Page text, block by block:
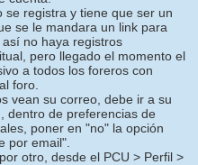
registra y tiene que ser un
se le mandara un link para
no haya registros
pero llegado el momento el
a todos los foreros con
foro.
vean su correo, debe ir a su
dentro de preferencias de
poner en "no" la opción
por email".
otro, desde el PCU > Perfil >